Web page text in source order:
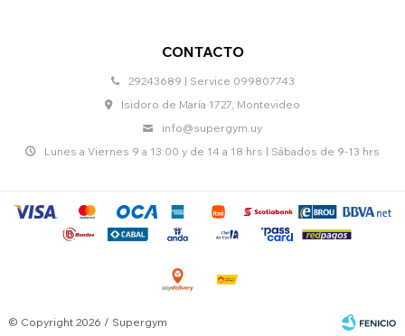
CONTACTO
29243689 | Service 099807743
Isidoro de María 1727, Montevideo
info@supergym.uy
Lunes a Viernes 9 a 13:00 y de 14 a 18 hrs | Sábados de 9-13 hrs
© Copyright 2026 / Supergym